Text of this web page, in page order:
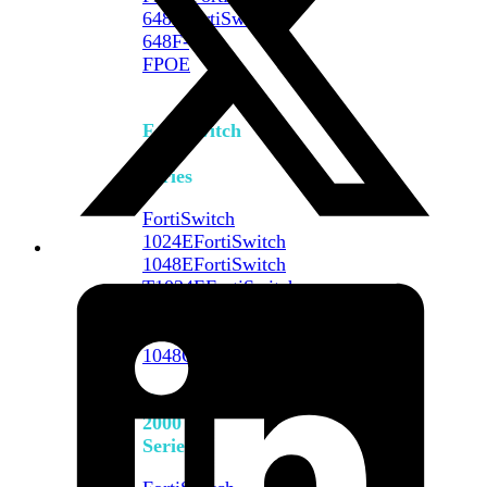
648F
FortiSwitch
648F-
FPOE
FortiSwitch
Series
FortiSwitch
1024EFortiSwitch
1048EFortiSwitch
T1024EFortiSwitch
1048G
FortiSwitch
2000
Series